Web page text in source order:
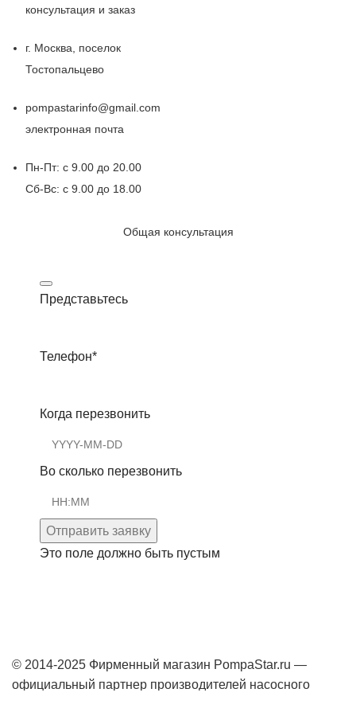
консультация и заказ
г. Москва, поселок
Тостопальцево
pompastarinfo@gmail.com
электронная почта
Пн-Пт: с 9.00 до 20.00
Сб-Вс: с 9.00 до 18.00
Общая консультация
Представьтесь
Телефон*
Когда перезвонить
Во сколько перезвонить
Отправить заявку
Это поле должно быть пустым
© 2014-2025 Фирменный магазин PompaStar.ru —
официальный партнер производителей насосного